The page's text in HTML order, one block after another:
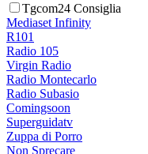
Tgcom24 Consiglia
Mediaset Infinity
R101
Radio 105
Virgin Radio
Radio Montecarlo
Radio Subasio
Comingsoon
Superguidatv
Zuppa di Porro
Non Sprecare